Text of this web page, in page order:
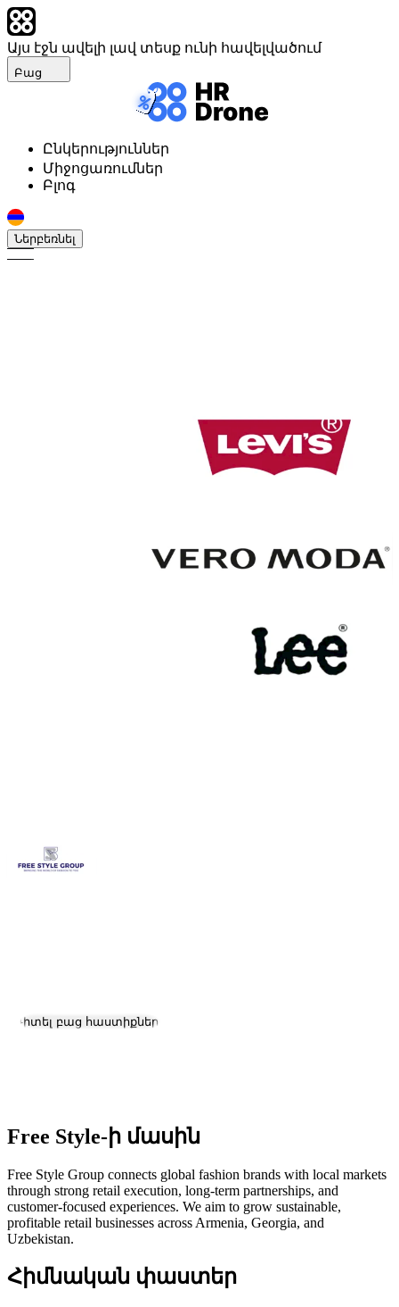
Այս էջն ավելի լավ տեսք ունի հավելվածում
Բաց
Ընկերություններ
Միջոցառումներ
Բլոգ
Ներբեռնել
Դիտել բաց հաստիքները
Free Style-ի մասին
Free Style Group connects global fashion brands with local markets
through strong retail execution, long-term partnerships, and
customer-focused experiences. We aim to grow sustainable,
profitable retail businesses across Armenia, Georgia, and
Uzbekistan.
Հիմնական փաստեր